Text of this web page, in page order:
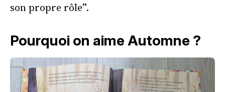
son propre rôle”.
Pourquoi on aime Automne ?